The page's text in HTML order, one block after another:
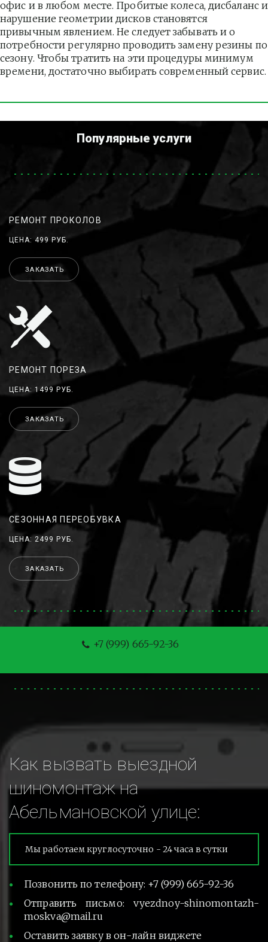
офис и в любом месте. Пробитые колеса, дисбаланс и
нарушение геометрии дисков становятся
привычным явлением. Не следует забывать и о
потребности регулярно проводить замену резины по
сезону. Чтобы тратить на эти процедуры минимум
времени, достаточно выбирать современный сервис.
Популярные услуги
РЕМОНТ ПРОКОЛОВ
ЦЕНА: 499 РУБ.
ЗАКАЗАТЬ
РЕМОНТ ПОРЕЗА
ЦЕНА: 1499 РУБ.
ЗАКАЗАТЬ
СЕЗОННАЯ ПЕРЕОБУВКА
ЦЕНА: 2499 РУБ.
ЗАКАЗАТЬ
+7 (999) 665-92-36
Как вызвать выездной
шиномонтаж на
Абельмановской улице:
Мы работаем круглосуточно - 24 часа в сутки
Позвонить по телефону: +7 (999) 665-92-36
Отправить письмо: vyezdnoy-shinomontazh-
moskva@mail.ru
Оставить заявку в он-лайн виджете